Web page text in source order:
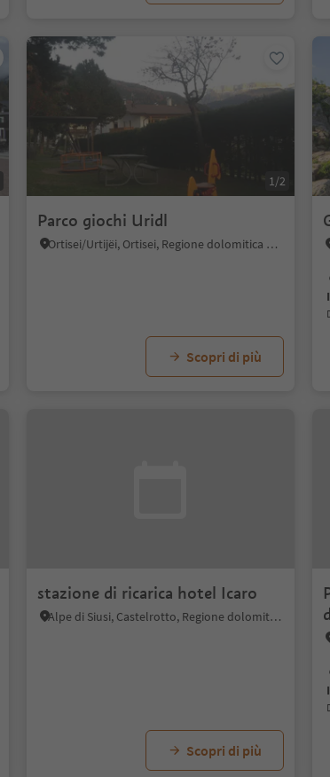
1/2
Parco giochi Uridl
Ortisei/Urtijëi, Ortisei, Regione dolomitica Val Gardena
Scopri di più
stazione di ricarica hotel Icaro
Alpe di Siusi, Castelrotto, Regione dolomitica Alpe di Siusi
Scopri di più